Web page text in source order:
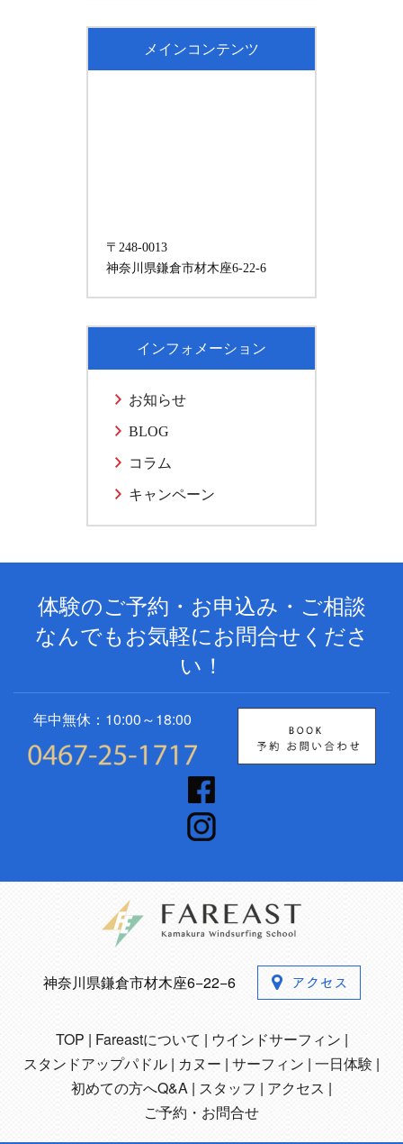
メインコンテンツ
〒248-0013
神奈川県鎌倉市材木座6-22-6
インフォメーション
お知らせ
BLOG
コラム
キャンペーン
体験のご予約・お申込み・ご相談
なんでもお気軽にお問合せくださ
い！
年中無休：10:00～18:00
神奈川県鎌倉市材木座6−22−6
TOP Fareastについて
ウインドサーフィン
スタンドアップパドル
カヌー サーフィン 一日体験
初めての方へQ&A スタッフ
アクセス
ご予約・お問合せ